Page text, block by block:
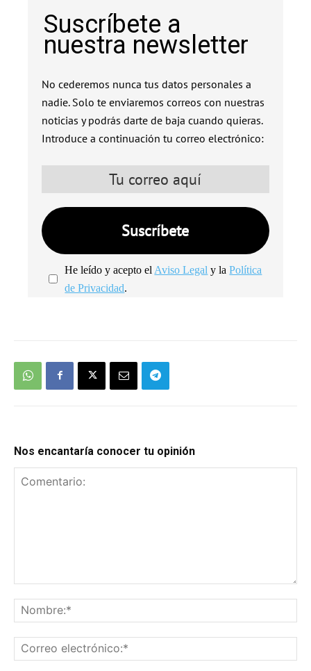
Suscríbete a
nuestra newsletter
No cederemos nunca tus datos personales a
nadie. Solo te enviaremos correos con nuestras
noticias y podrás darte de baja cuando quieras.
Introduce a continuación tu correo electrónico:
He leído y acepto el Aviso Legal y laPolítica
de Privacidad.
Nos encantaría conocer tu opinión